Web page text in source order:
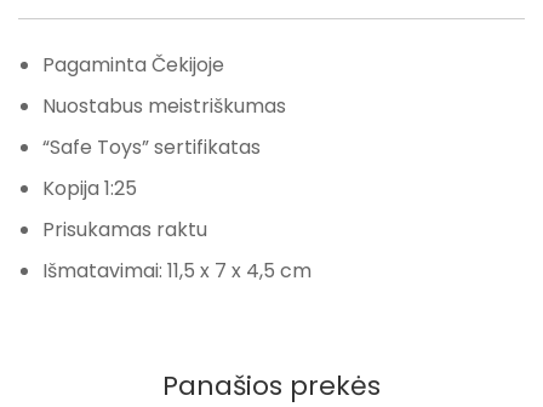
Pagaminta Čekijoje
Nuostabus meistriškumas
“Safe Toys” sertifikatas
Kopija 1:25
Prisukamas raktu
Išmatavimai: 11,5 x 7 x 4,5 cm
Panašios prekės